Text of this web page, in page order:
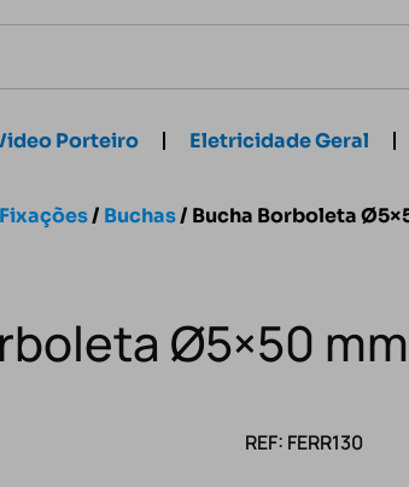
Porteiro Eletricidade Geral
/ Buchas/ Bucha Borboleta
Ø5×50 mm
REF: FERR130